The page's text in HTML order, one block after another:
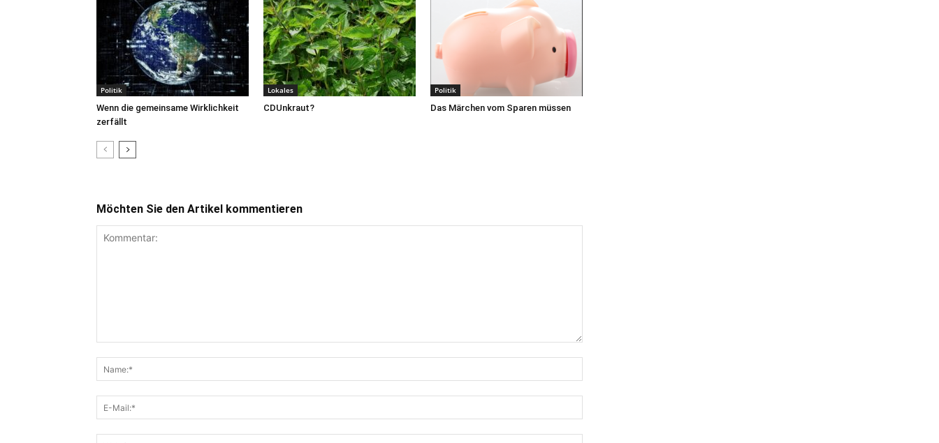
Politik
Wenn die gemeinsame Wirklichkeit
zerfällt
Lokales
CDUnkraut?
Politik
Das Märchen vom Sparen müssen
Möchten Sie den Artikel kommentieren